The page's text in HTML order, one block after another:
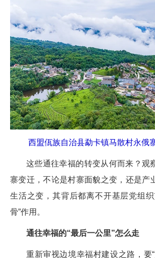
西盟佤族自治县勐卡镇马散村永俄
这些通往幸福的转变从何而来？观
寨变迁，不论是村寨面貌之变，还是产
生活之变，其背后都离不开基层党组
骨”作用。
通往幸福的“最后一公里”怎么走
重新审视边境幸福村建设之路，要